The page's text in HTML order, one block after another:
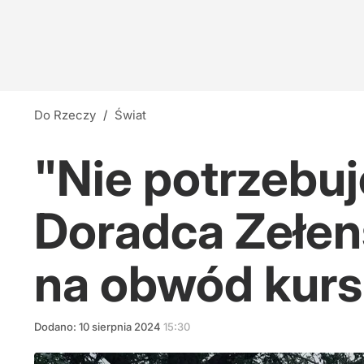
Do Rzeczy / Świat
"Nie
Doradca
na obwód
Dodano: 10sierpnia 2024 15:30